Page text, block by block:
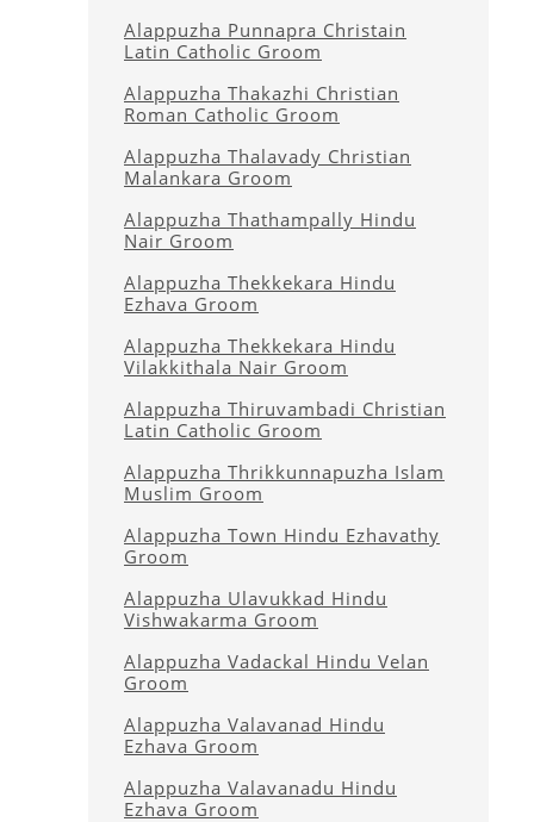
Alappuzha Punnapra Christain
Latin Catholic Groom
Alappuzha Thakazhi Christian
Roman Catholic Groom
Alappuzha Thalavady Christian
Malankara Groom
Alappuzha Thathampally Hindu
Nair Groom
Alappuzha Thekkekara Hindu
Ezhava Groom
Alappuzha Thekkekara Hindu
Vilakkithala Nair Groom
Alappuzha Thiruvambadi Christian
Latin Catholic Groom
Alappuzha Thrikkunnapuzha Islam
Muslim Groom
Alappuzha Town Hindu Ezhavathy
Groom
Alappuzha Ulavukkad Hindu
Vishwakarma Groom
Alappuzha Vadackal Hindu Velan
Groom
Alappuzha Valavanad Hindu
Ezhava Groom
Alappuzha Valavanadu Hindu
Ezhava Groom